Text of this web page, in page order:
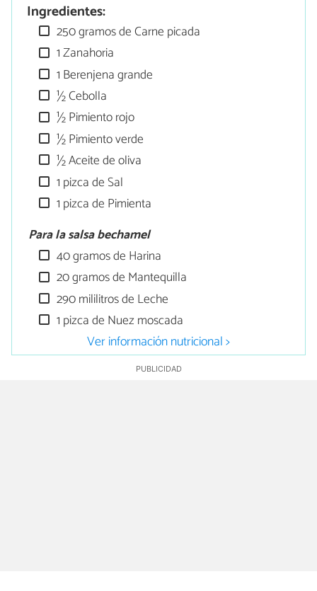
Ingredientes:
250 gramos de Carne picada
1 Zanahoria
1 Berenjena grande
½ Cebolla
½ Pimiento rojo
½ Pimiento verde
½ Aceite de oliva
1 pizca de Sal
1 pizca de Pimienta
Para la salsa bechamel
40 gramos de Harina
20 gramos de Mantequilla
290 mililitros de Leche
1 pizca de Nuez moscada
Ver información nutricional >